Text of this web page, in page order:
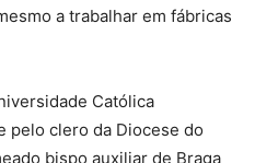
a trabalhar em fábricas
Católica
pelo clero da Diocese do
bispo auxiliar de Braga